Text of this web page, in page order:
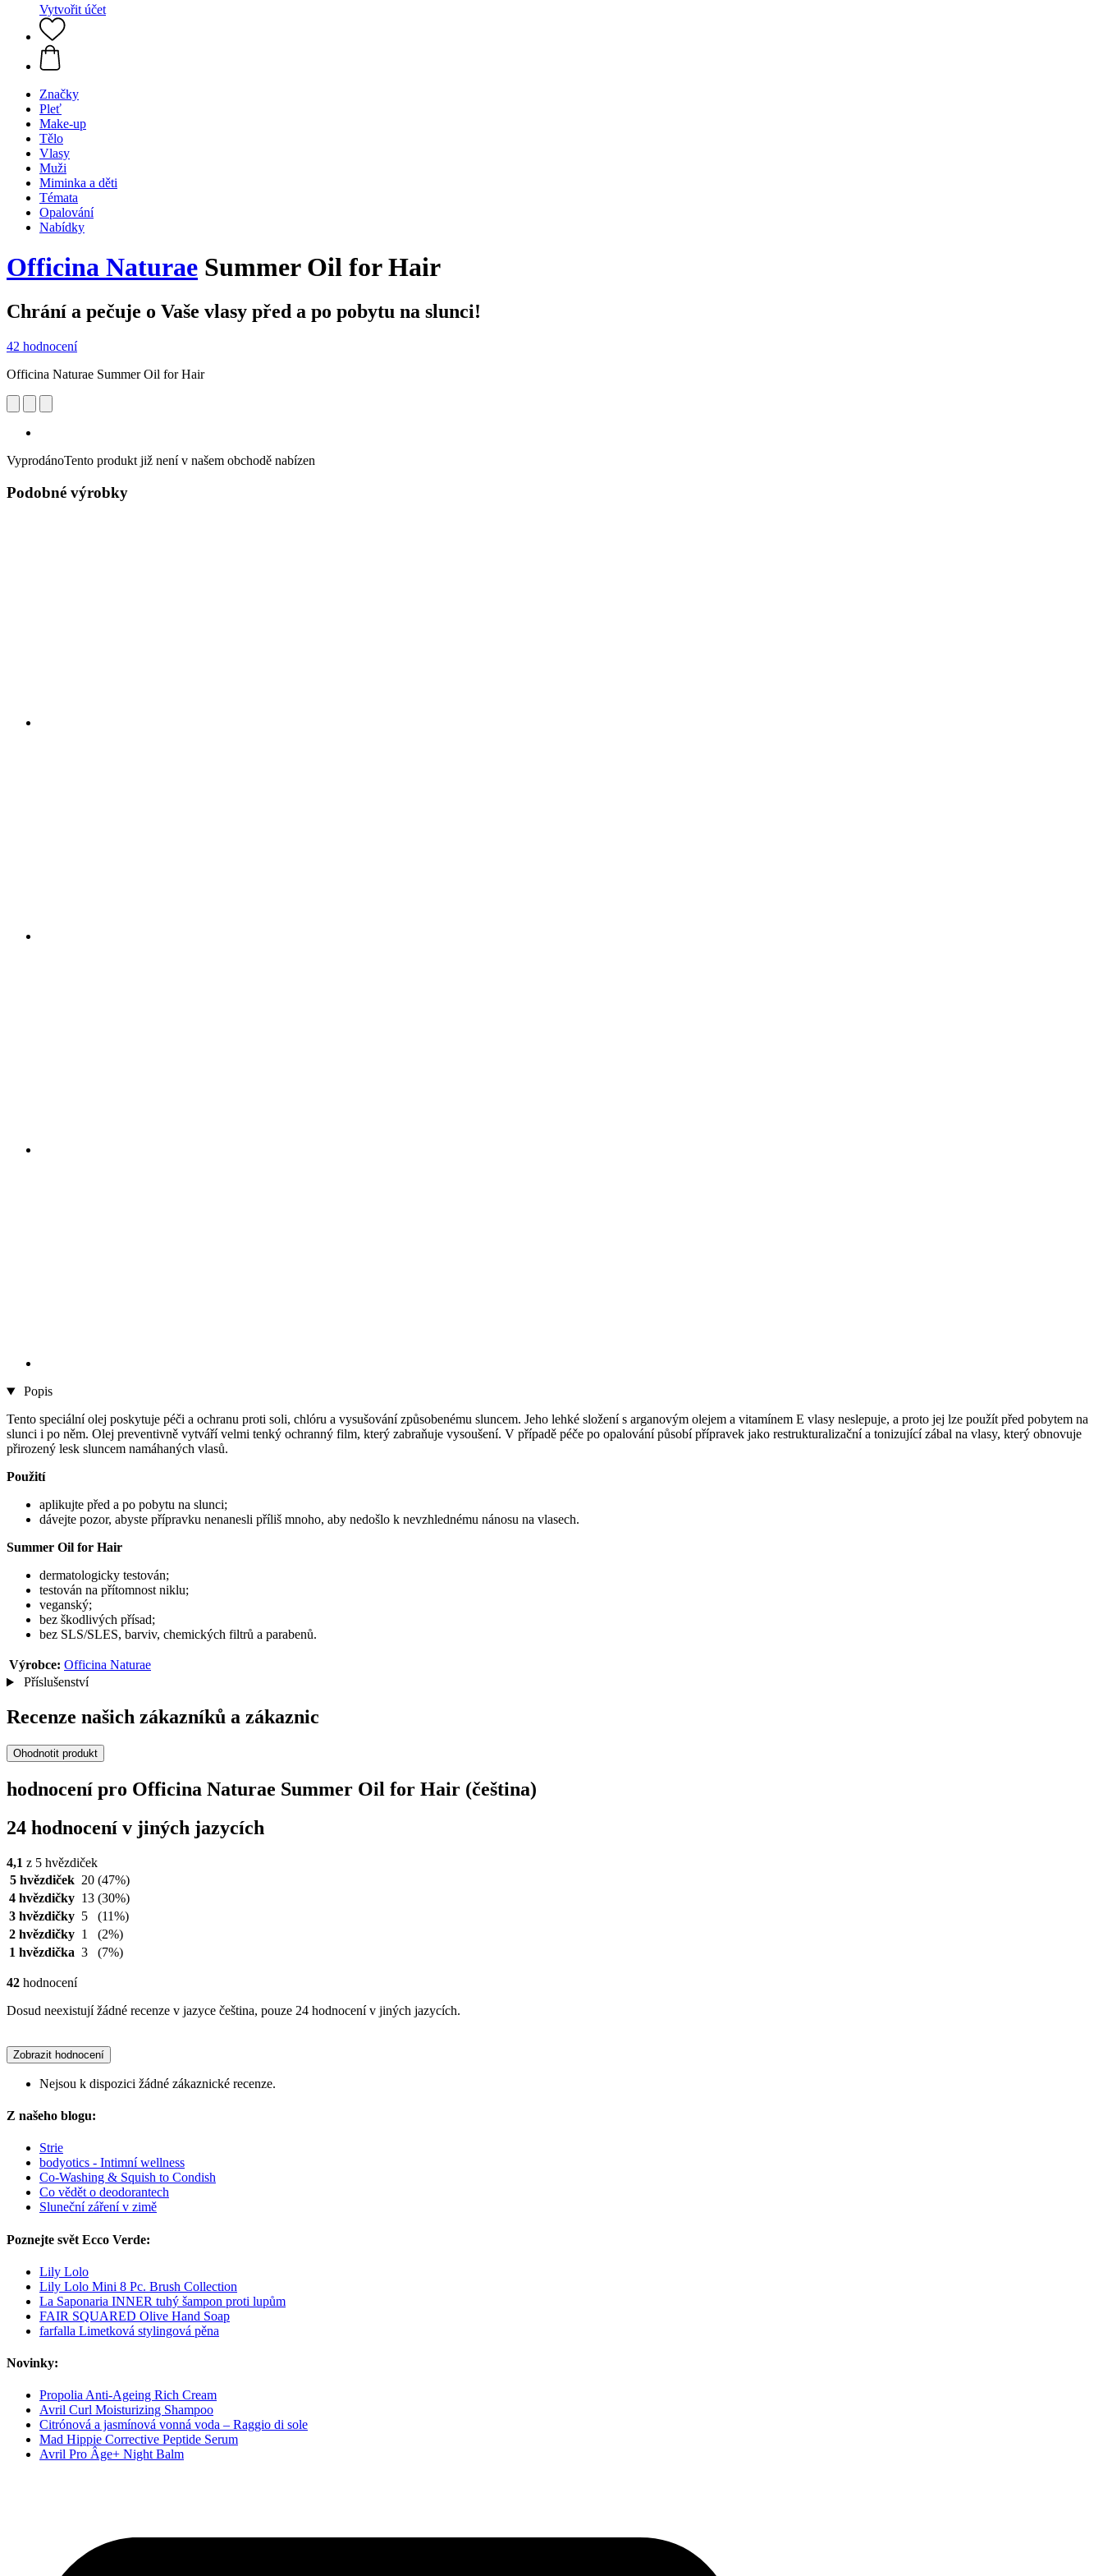
Vytvořit účet
Značky
Pleť
Make-up
Tělo
Vlasy
Muži
Miminka a děti
Témata
Opalování
Nabídky
Officina Naturae Summer Oil for Hair
Chrání a pečuje o Vaše vlasy před a po pobytu na slunci!
42 hodnocení
Officina Naturae Summer Oil for Hair
VyprodánoTento produkt již není v našem obchodě nabízen
Podobné výrobky
Popis
Tento speciální olej poskytuje péči a ochranu proti soli, chlóru a vysušování způsobenému sluncem. Jeho lehké složení s arganovým olejem a vitamínem E vlasy neslepuje, a proto jej lze použít před pobytem na
slunci i po něm. Olej preventivně vytváří velmi tenký ochranný film, který zabraňuje vysoušení. V případě péče po opalování působí přípravek jako restrukturalizační a tonizující zábal na vlasy, který obnovuje
přirozený lesk sluncem namáhaných vlasů.
Použití
aplikujte před a po pobytu na slunci;
dávejte pozor, abyste přípravku nenanesli příliš mnoho, aby nedošlo k nevzhlednému nánosu na vlasech.
Summer Oil for Hair
dermatologicky testován;
testován na přítomnost niklu;
veganský;
bez škodlivých přísad;
bez SLS/SLES, barviv, chemických filtrů a parabenů.
Výrobce: Officina Naturae
Příslušenství
Recenze našich zákazníků a zákaznic
Ohodnotit produkt
hodnocení pro Officina Naturae Summer Oil for Hair (čeština)
24 hodnocení v jiných jazycích
4,1 z 5 hvězdiček
5 hvězdiček 20 (47%)
4 hvězdičky 13 (30%)
3 hvězdičky 5
(11%)
2 hvězdičky 1
(2%)
1 hvězdička 3 (7%)
42 hodnocení
Dosud neexistují žádné recenze v jazyce čeština, pouze 24 hodnocení v jiných jazycích.
Zobrazit hodnocení
Nejsou k dispozici žádné zákaznické recenze.
Z našeho blogu:
Strie
bodyotics - Intimní wellness
Co-Washing & Squish to Condish
Co vědět o deodorantech
Sluneční záření v zimě
Poznejte svět Ecco Verde:
Lily Lolo
Lily Lolo Mini 8 Pc. Brush Collection
La Saponaria INNER tuhý šampon proti lupům
FAIR SQUARED Olive Hand Soap
farfalla Limetková stylingová pěna
Novinky:
Propolia Anti-Ageing Rich Cream
Avril Curl Moisturizing Shampoo
Citrónová a jasmínová vonná voda – Raggio di sole
Mad Hippie Corrective Peptide Serum
Avril Pro Âge+ Night Balm